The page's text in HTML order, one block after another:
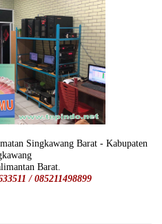
Singkawang Barat - Kabupaten
Barat.
/ 085211498899